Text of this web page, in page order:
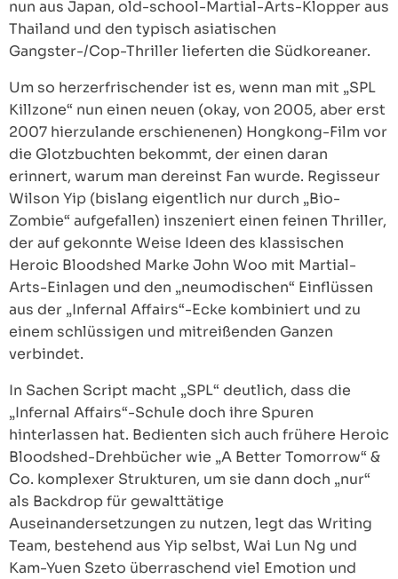
nun aus Japan, old-school-Martial-Arts-Klopper aus
Thailand und den typisch asiatischen
Gangster-/Cop-Thriller lieferten die Südkoreaner.
Um so herzerfrischender ist es, wenn man mit „SPL
Killzone“ nun einen neuen (okay, von 2005, aber erst
2007 hierzulande erschienenen) Hongkong-Film vor
die Glotzbuchten bekommt, der einen daran
erinnert, warum man dereinst Fan wurde. Regisseur
Wilson Yip (bislang eigentlich nur durch „Bio-
Zombie“ aufgefallen) inszeniert einen feinen Thriller,
der auf gekonnte Weise Ideen des klassischen
Heroic Bloodshed Marke John Woo mit Martial-
Arts-Einlagen und den „neumodischen“ Einflüssen
aus der „Infernal Affairs“-Ecke kombiniert und zu
einem schlüssigen und mitreißenden Ganzen
verbindet.
In Sachen Script macht „SPL“ deutlich, dass die
„Infernal Affairs“-Schule doch ihre Spuren
hinterlassen hat. Bedienten sich auch frühere Heroic
Bloodshed-Drehbücher wie „A Better Tomorrow“ &
Co. komplexer Strukturen, um sie dann doch „nur“
als Backdrop für gewalttätige
Auseinandersetzungen zu nutzen, legt das Writing
Team, bestehend aus Yip selbst, Wai Lun Ng und
Kam-Yuen Szeto überraschend viel Emotion und